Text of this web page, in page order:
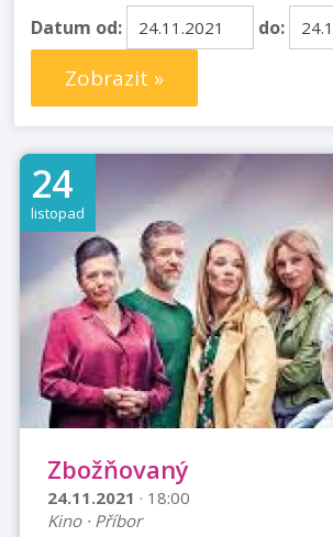
Datum od: do:
Zobrazit »
24
listopad
Zbožňovaný
24.11.2021 · 18:00
Kino · Příbor